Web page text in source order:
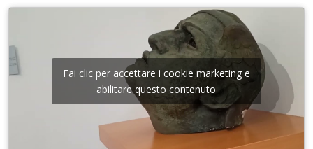
Fai clic per accettare i cookie marketing e
abilitare questo contenuto